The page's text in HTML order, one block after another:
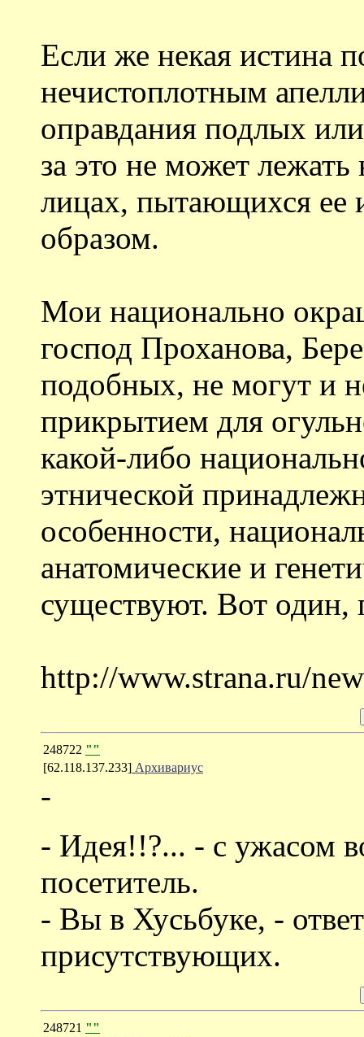
Если же некая истина
нечистоплотным
оправдания подлых
за это не может
лицах, пытающихся ее
образом.
Мои национально
господ Проханова,
подобных, не могут и
прикрытием для
какой-либо
этнической
особенности,
анатомические и
существуют. Вот один,
http://www.strana.ru/
248722 ""
[62.118.137.233] Архивариус
-
- Идея!!?... - с ужасом
посетитель.
- Вы в Хусьбуке, -
присутствующих.
248721 ""